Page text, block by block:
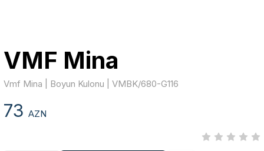
VMF Mina
Vmf Mina | Boyun Kulonu | VMBK/680-G116
73AZN